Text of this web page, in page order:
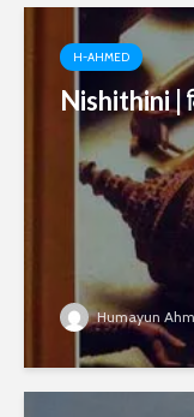
H-AHMED
Nishithini |
Humayun